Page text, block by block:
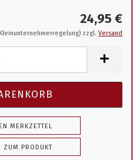
24,95 €
zzgl. Versand
MERKZETTEL
ZUM PRODUKT